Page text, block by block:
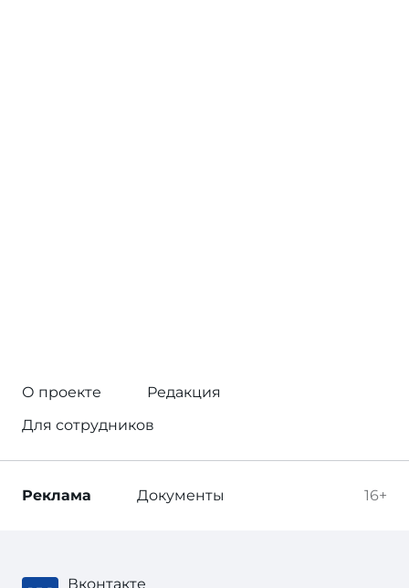
О проекте
Редакция
Для сотрудников
16+
Реклама Документы
Вконтакте